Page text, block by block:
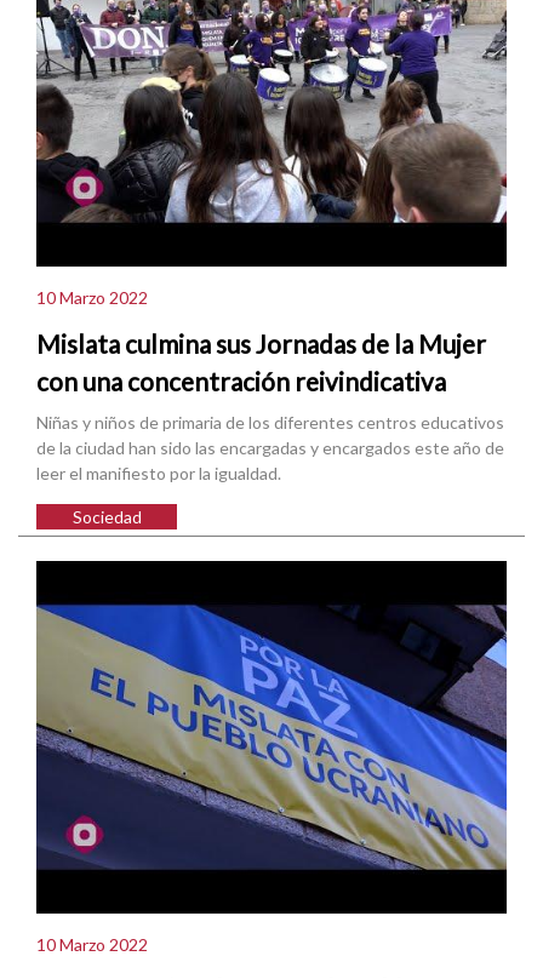
10 Marzo 2022
Mislata culmina sus Jornadas de la Mujer
con una concentración reivindicativa
Niñas y niños de primaria de los diferentes centros educativos
de la ciudad han sido las encargadas y encargados este año de
leer el manifiesto por la igualdad.
Sociedad
10 Marzo 2022